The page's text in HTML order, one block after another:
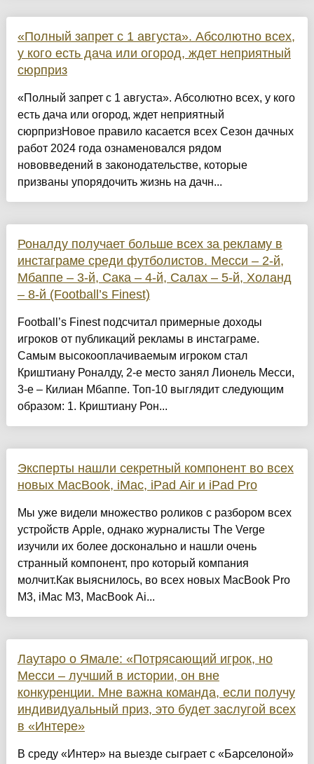
«Полный запрет с 1 августа». Абсолютно всех,
у кого есть дача или огород, ждет неприятный
сюрприз
«Полный запрет с 1 августа». Абсолютно всех, у кого
есть дача или огород, ждет неприятный
сюрпризНовое правило касается всех Сезон дачных
работ 2024 года ознаменовался рядом
нововведений в законодательстве, которые
призваны упорядочить жизнь на дачн...
Роналду получает больше всех за рекламу в
инстаграме среди футболистов. Месси – 2-й,
Мбаппе – 3-й, Сака – 4-й, Салах – 5-й, Холанд
– 8-й (Football’s Finest)
Football’s Finest подсчитал примерные доходы
игроков от публикаций рекламы в инстаграме.
Самым высокооплачиваемым игроком стал
Криштиану Роналду, 2-е место занял Лионель Месси,
3-е – Килиан Мбаппе. Топ-10 выглядит следующим
образом: 1. Криштиану Рон...
Эксперты нашли секретный компонент во всех
новых MacBook, iMac, iPad Air и iPad Pro
Мы уже видели множество роликов с разбором всех
устройств Apple, однако журналисты The Verge
изучили их более досконально и нашли очень
странный компонент, про который компания
молчит.Как выяснилось, во всех новых MacBook Pro
M3, iMac M3, MacBook Ai...
Лаутаро о Ямале: «Потрясающий игрок, но
Месси – лучший в истории, он вне
конкуренции. Мне важна команда, если получу
индивидуальный приз, это будет заслугой всех
в «Интере»
В среду «Интер» на выезде сыграет с «Барселоной»